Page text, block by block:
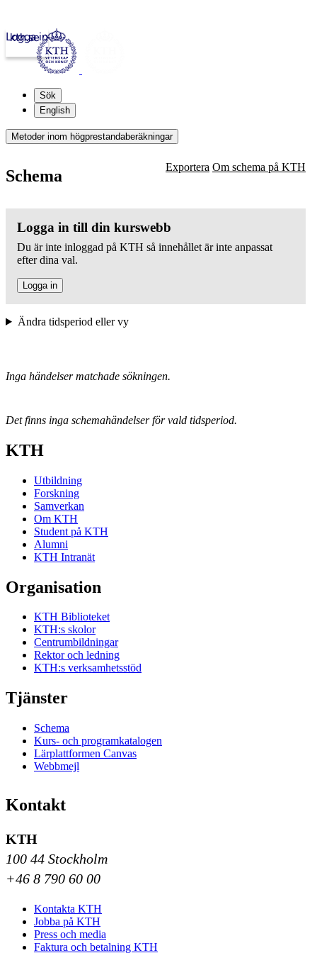
kth.se
Logga in
Sök
English
Metoder inom högprestandaberäkningar
Schema Exportera Om schema på KTH
Logga in till din kurswebb
Du är inte inloggad på KTH så innehållet är inte anpassat
efter dina val.
Logga in
Ändra tidsperiod eller vy
Inga händelser matchade sökningen.
Det finns inga schemahändelser för vald tidsperiod.
KTH
Utbildning
Forskning
Samverkan
Om KTH
Student på KTH
Alumni
KTH Intranät
Organisation
KTH Biblioteket
KTH:s skolor
Centrumbildningar
Rektor och ledning
KTH:s verksamhetsstöd
Tjänster
Schema
Kurs- och programkatalogen
Lärplattformen Canvas
Webbmejl
Kontakt
KTH
100 44 Stockholm
+46 8 790 60 00
Kontakta KTH
Jobba på KTH
Press och media
Faktura och betalning KTH